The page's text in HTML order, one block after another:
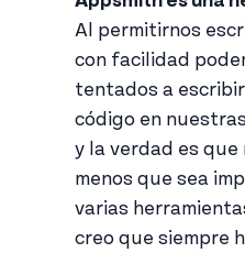
Al permitirnos
con facilidad
tentados a
código en
y la verdad es
menos que sea
varias
creo que siempre